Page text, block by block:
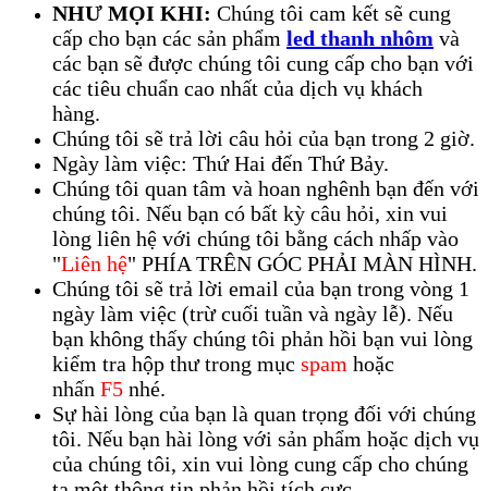
NHƯ MỌI KHI: Chúng tôi cam kết sẽ cung
cấp cho bạn các sản phẩm led thanh nhôm và
các bạn sẽ được chúng tôi cung cấp cho bạn với
các tiêu chuẩn cao nhất của dịch vụ khách
hàng.
Chúng tôi sẽ trả lời câu hỏi của bạn trong 2 giờ.
Ngày làm việc: Thứ Hai đến Thứ Bảy.
Chúng tôi quan tâm và hoan nghênh bạn đến với
chúng tôi. Nếu bạn có bất kỳ câu hỏi, xin vui
lòng liên hệ với chúng tôi bằng cách nhấp vào
"Liên hệ" PHÍA TRÊN GÓC PHẢI MÀN HÌNH.
Chúng tôi sẽ trả lời email của bạn trong vòng 1
ngày làm việc (trừ cuối tuần và ngày lễ). Nếu
bạn không thấy chúng tôi phản hồi bạn vui lòng
kiểm tra hộp thư trong mục spam hoặc
nhấn F5 nhé.
Sự hài lòng của bạn là quan trọng đối với chúng
tôi. Nếu bạn hài lòng với sản phẩm hoặc dịch vụ
của chúng tôi, xin vui lòng cung cấp cho chúng